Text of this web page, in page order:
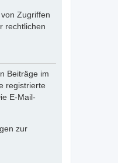
Zugriffen
rechtlichen
Beiträge im
registrierte
E-Mail-
zur